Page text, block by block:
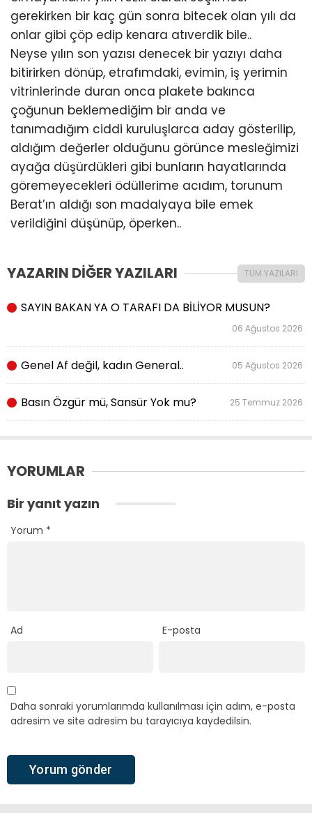
gerekirken bir kaç gün sonra bitecek olan yılı da
onlar gibi çöp edip kenara atıverdik bile..
Neyse yılın son yazısı denecek bir yazıyı daha
bitirirken dönüp, etrafımdaki, evimin, iş yerimin
vitrinlerinde duran onca plakete bakınca
çoğunun beklemediğim bir anda ve
tanımadığım ciddi kuruluşlarca aday gösterilip,
aldığım değerler olduğunu görünce mesleğimizi
ayağa düşürdükleri gibi bunların hayatlarında
göremeyecekleri ödüllerime acıdım, torunum
Berat’ın aldığı son madalyaya bile emek
verildiğini düşünüp, öperken..
YAZARIN DİĞER YAZILARI TÜM YAZILARI
SAYIN BAKAN YA O TARAFI DA BİLİYOR MUSUN?
06 Ağustos 2026
Genel Af değil, kadın General.. 05 Ağustos 2026
Basın Özgür mü, Sansür Yok mu? 25 Temmuz 2026
YORUMLAR
Bir yanıt yazın
Yorum *
Ad E-posta
Daha sonraki yorumlarımda kullanılması için adım, e-posta
adresim ve site adresim bu tarayıcıya kaydedilsin.